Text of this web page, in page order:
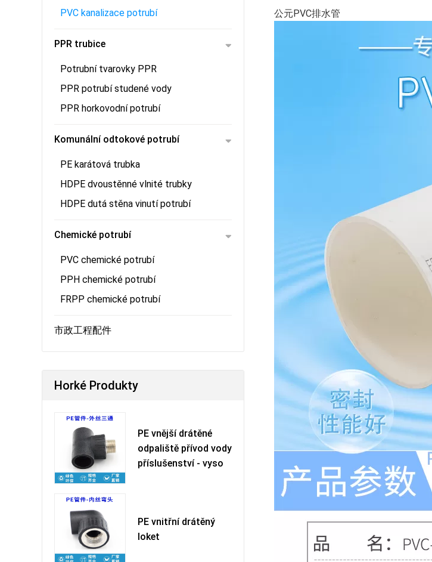
PVC kanalizace potrubí
PPR trubice
Potrubní tvarovky PPR
PPR potrubí studené vody
PPR horkovodní potrubí
Komunální odtokové potrubí
PE karátová trubka
HDPE dvoustěnné vlnité trubky
HDPE dutá stěna vinutí potrubí
Chemické potrubí
PVC chemické potrubí
PPH chemické potrubí
FRPP chemické potrubí
市政工程配件
Horké Produkty
PE vnější drátěné
odpaliště přívod vody
příslušenství - vyso
PE vnitřní drátěný
loket
公元PVC排水管